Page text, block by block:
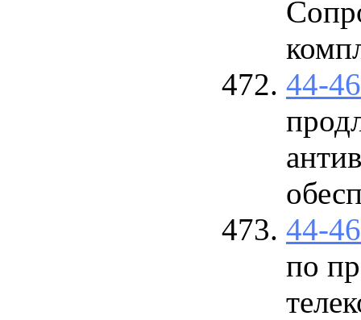
44-
44-
по